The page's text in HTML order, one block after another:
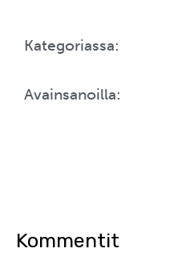
Kategoriassa:
Avainsanoilla:
Kommentit